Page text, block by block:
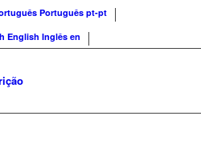
Português pt-pt
English Inglês en